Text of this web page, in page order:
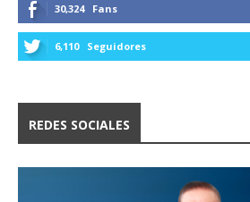
30,324 Fans
6,110 Seguidores
REDES SOCIALES